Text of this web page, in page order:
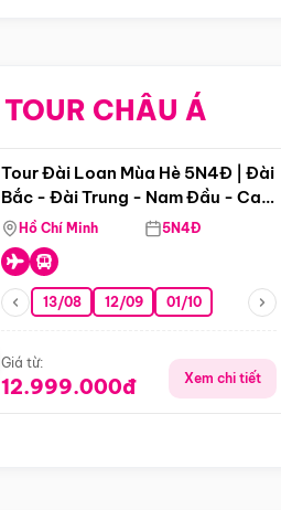
TOUR CHÂU ÁĐiểm nổi bật
Tour Đài Loan Mùa Hè 5N4Đ | Đài
Bắc - Đài Trung - Nam Đầu - Cao
Hùng ( Bay Vn)
Hồ Chí Minh 5N4Đ
13/08 12/09 01/10
Giá từ:
12.999.000đ Xem chi tiết